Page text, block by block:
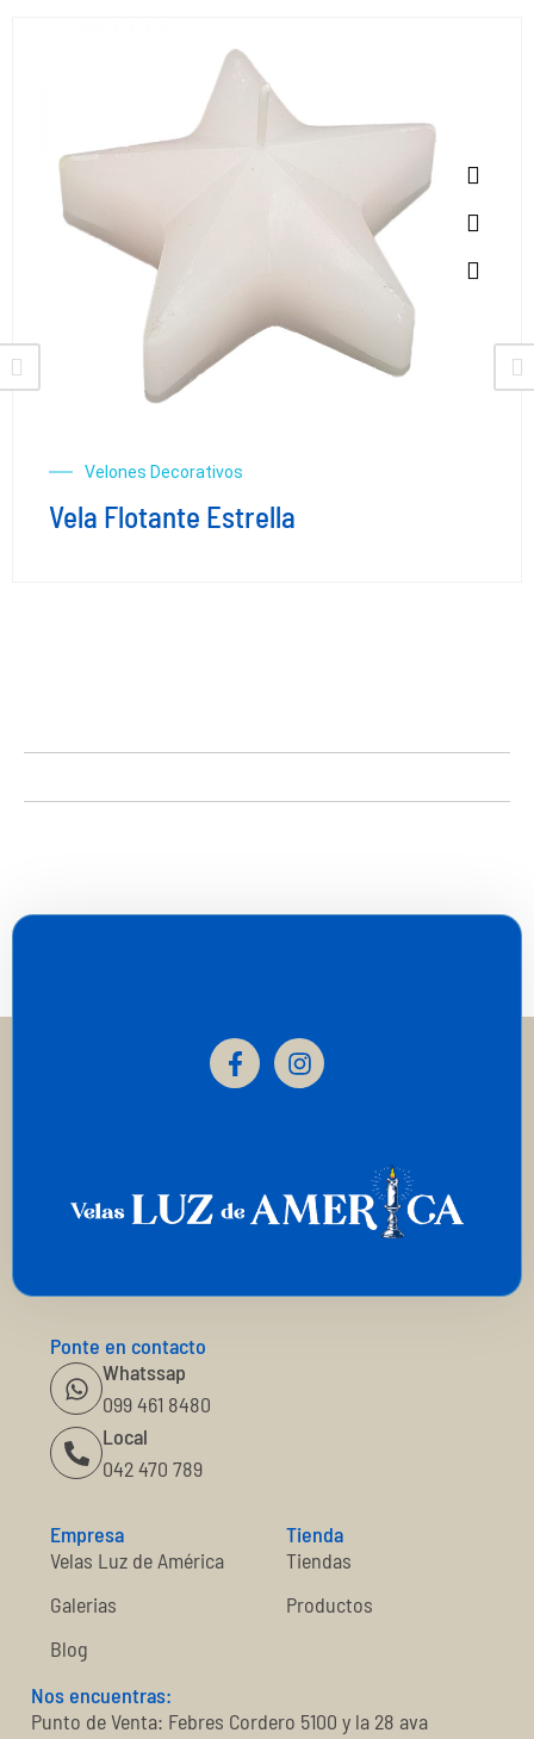
Velones Decorativos
Vela Flotante Estrella
Ponte en contacto
Whatssap
099 461 8480
Local
042 470 789
Empresa
Velas Luz de América
Galerias
Blog
Tienda
Tiendas
Productos
Nos encuentras:
Punto de Venta: Febres Cordero 5100 y la 28 ava